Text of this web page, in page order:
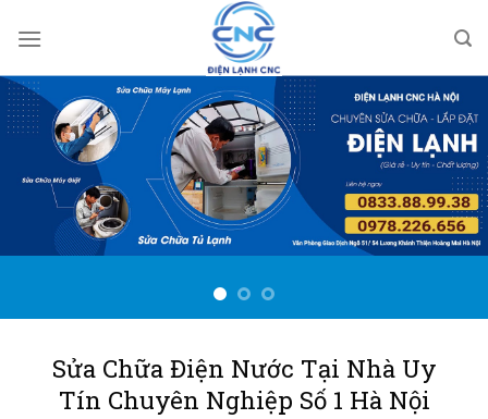
qua
dung
Sửa Chữa Điện Nước Tại Nhà Uy
Tín Chuyên Nghiệp Số 1 Hà Nội